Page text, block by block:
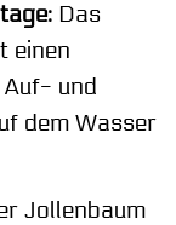
Das
einen
Auf- und
dem Wasser
Jollenbaum